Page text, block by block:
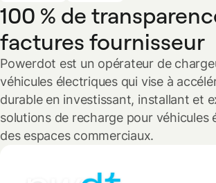
100 % de
factures fournisseur
Powerdot est un opérateur de
véhicules électriques qui vise à
durable en investissant, installant et
solutions de recharge pour véhicules
des espaces commerciaux.